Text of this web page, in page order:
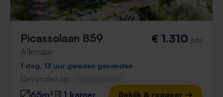
Picassolaan 859
Alkmaar
€ 1.310 p/m
1 dag, 13 uur geleden gevonden
Gevonden op:
65m² 1 kamer Bekijk & reageer →